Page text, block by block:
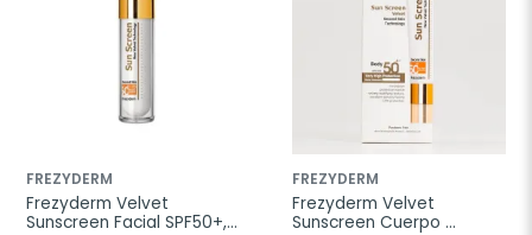
FREZYDERM
Frezyderm Velvet
Sunscreen Facial SPF50+,
FREZYDERM
Frezyderm Velvet
Sunscreen Cuerpo